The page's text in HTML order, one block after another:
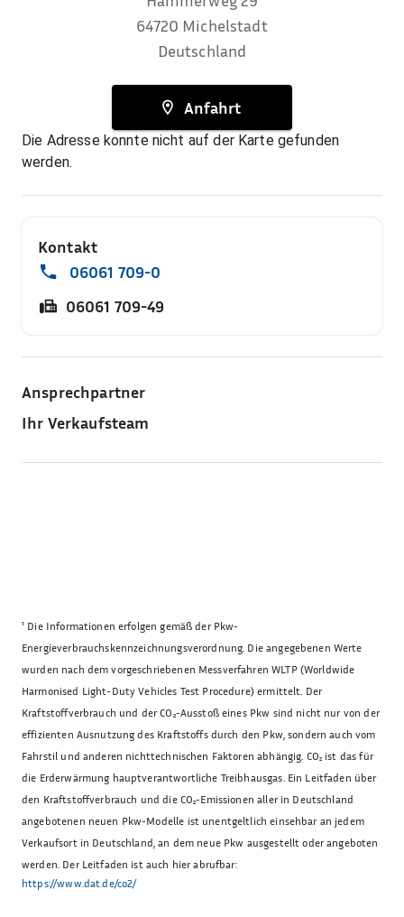
64720 Michelstadt
Deutschland
Anfahrt
Die Adresse konnte nicht auf der Karte gefunden
werden.
Kontakt
06061 709-0
06061 709-49
Ansprechpartner
Ihr Verkaufsteam
¹ Die Informationen erfolgen gemäß der Pkw-
Energieverbrauchskennzeichnungsverordnung. Die angegebenen Werte
wurden nach dem vorgeschriebenen Messverfahren WLTP (Worldwide
Harmonised Light-Duty Vehicles Test Procedure) ermittelt. Der
Kraftstoffverbrauch und der CO₂-Ausstoß eines Pkw sind nicht nur von der
effizienten Ausnutzung des Kraftstoffs durch den Pkw, sondern auch vom
Fahrstil und anderen nichttechnischen Faktoren abhängig. CO₂ ist das für
die Erderwärmung hauptverantwortliche Treibhausgas. Ein Leitfaden über
den Kraftstoffverbrauch und die CO₂-Emissionen aller in Deutschland
angebotenen neuen Pkw-Modelle ist unentgeltlich einsehbar an jedem
Verkaufsort in Deutschland, an dem neue Pkw ausgestellt oder angeboten
werden. Der Leitfaden ist auch hier abrufbar:
https://www.dat.de/co2/